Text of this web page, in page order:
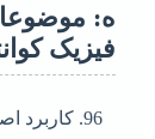
ه:
فیزیک
کاربرد